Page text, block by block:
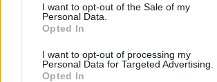
I want to opt-out of the Sale of my
Personal Data.
Opted In
I want to opt-out of processing my
Personal Data for Targeted Advertising.
Opted In